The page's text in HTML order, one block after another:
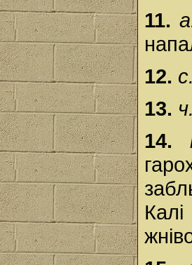
11.
12. с.
13. ч.
14.